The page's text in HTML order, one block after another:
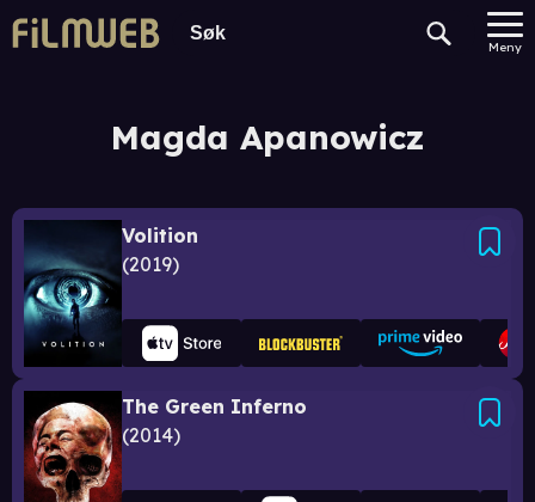
Meny
Magda Apanowicz
Volition
2019
The Green Inferno
2014